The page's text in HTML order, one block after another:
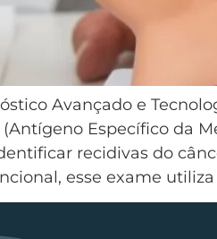
Avançado e
(Antígeno Específico da
recidivas do
esse exame